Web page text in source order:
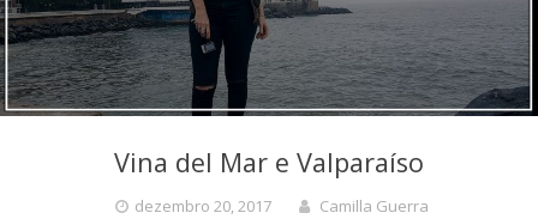
Vina del Mar e Valparaíso
dezembro 20, 2017 Camilla Guerra